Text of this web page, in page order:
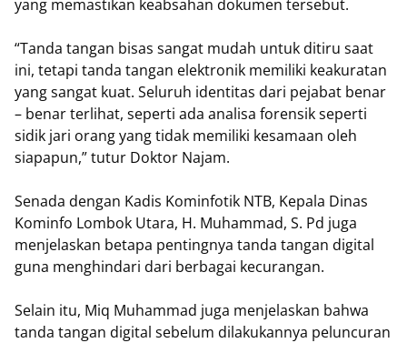
yang memastikan keabsahan dokumen tersebut.
“Tanda tangan bisas sangat mudah untuk ditiru saat
ini, tetapi tanda tangan elektronik memiliki keakuratan
yang sangat kuat. Seluruh identitas dari pejabat benar
– benar terlihat, seperti ada analisa forensik seperti
sidik jari orang yang tidak memiliki kesamaan oleh
siapapun,” tutur Doktor Najam.
Senada dengan Kadis Kominfotik NTB, Kepala Dinas
Kominfo Lombok Utara, H. Muhammad, S. Pd juga
menjelaskan betapa pentingnya tanda tangan digital
guna menghindari dari berbagai kecurangan.
Selain itu, Miq Muhammad juga menjelaskan bahwa
tanda tangan digital sebelum dilakukannya peluncuran